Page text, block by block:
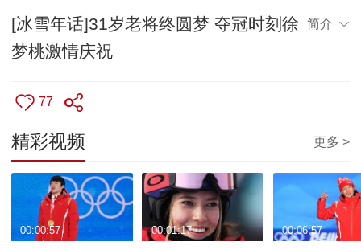
[冰雪年话]31岁老将终圆梦 夺冠时刻徐
梦桃激情庆祝
简介
77
精彩视频 更多 >
00:00:57 00:01:17 00:06:57